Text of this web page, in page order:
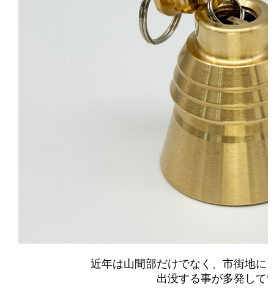
近年は山間部だけでなく、市街地に
出没する事が多発して